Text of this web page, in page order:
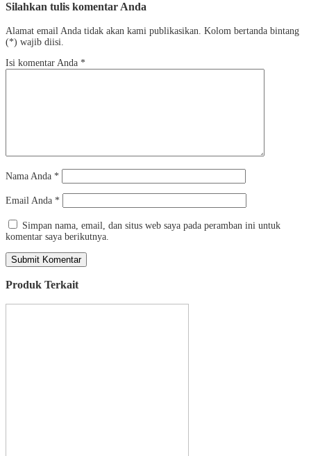
Silahkan tulis komentar Anda
Alamat email Anda tidak akan kami publikasikan. Kolom bertanda bintang
(*) wajib diisi.
Isi komentar Anda *
Nama Anda *
Email Anda *
Simpan nama, email, dan situs web saya pada peramban ini untuk
komentar saya berikutnya.
Produk Terkait